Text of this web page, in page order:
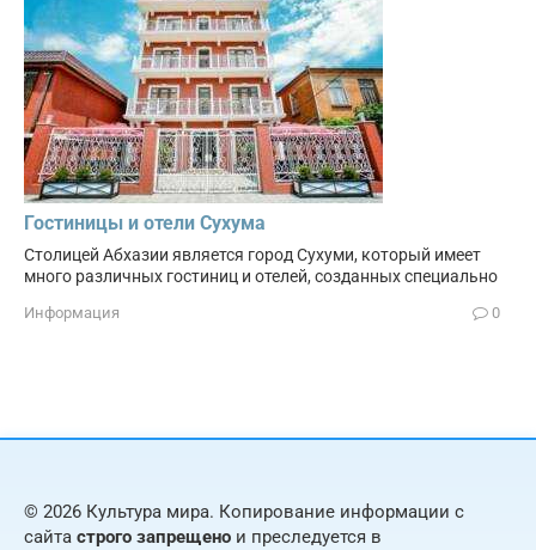
Гостиницы и отели Сухума
Столицей Абхазии является город Сухуми, который имеет
много различных гостиниц и отелей, созданных специально
Информация 0
© 2026 Культура мира. Копирование информации с
сайта строго запрещено и преследуется в